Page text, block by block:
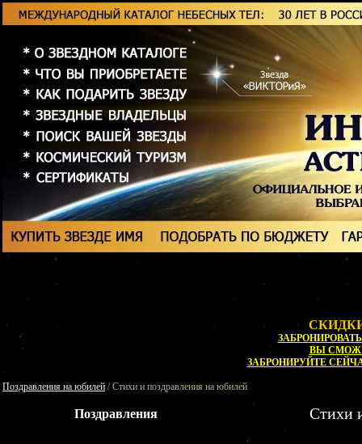
ВЫ
ЗАБРОНИРУЙТЕ
Поздравления на юбилей / Стихи и поздравления на юбилей
Поздравления Стихи